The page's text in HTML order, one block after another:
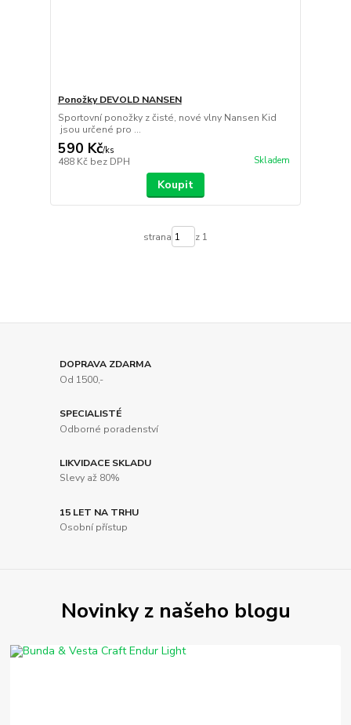
Ponožky DEVOLD NANSEN
Sportovní ponožky z čisté, nové vlny Nansen Kid
jsou určené pro ...
590 Kč/ks
488 Kč bez DPH Skladem
Koupit
strana z 1
DOPRAVA ZDARMA
Od 1500,-
SPECIALISTÉ
Odborné poradenství
LIKVIDACE SKLADU
Slevy až 80%
15 LET NA TRHU
Osobní přístup
Novinky z našeho blogu